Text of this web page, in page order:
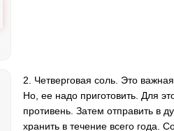
2. Четверговая соль. Это
Но, ее надо приготовить. Для
противень. Затем отправить в
хранить в течение всего года.